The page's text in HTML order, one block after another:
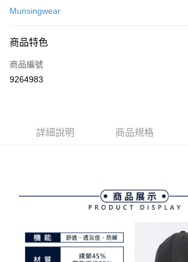
LINE Pay
Apple Pay
大哥付你分期
流程，驗證手機門號後，選擇欲分期的期數、繳款截
消。如遇「轉專審核」未通過狀況，表示未達大哥付
法說明評估內容。
【繳款方式說明】
【關於「AFTEE先享後付」】
AFTEE先享後付是「在收到商品之後才付款」的支付
２．便利：只要手機號碼，簡訊認證，即可結帳。
３．安心：先確認商品／服務後，再付款。
運送方式
全家取貨付款
Munsingwear
商品特色
商品編號
9264983
詳細說明 商品規格